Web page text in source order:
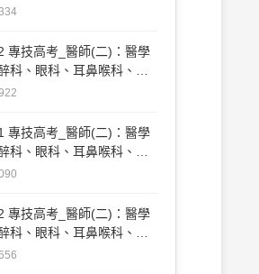
科目及其相關臨床實例與
專技高考_醫師(二)：醫學
科、眼科、耳鼻喉科、婦
科目及其相關臨床實例與
專技高考_醫師(二)：醫學
科、眼科、耳鼻喉科、婦
科目及其相關臨床實例與
專技高考_醫師(二)：醫學
科、眼科、耳鼻喉科、婦
科目及其相關臨床實例與